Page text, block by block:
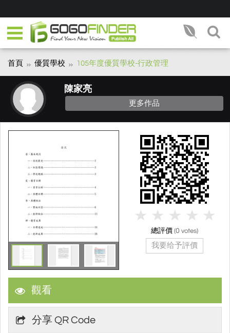
首頁 優質學校 105年度優質學校-行政管理
陳家亮
更多作品
觀看
分享 QR Code
總評價(0 votes)
我要给予評價